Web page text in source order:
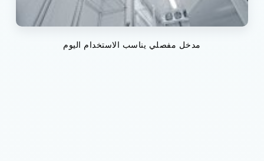
مدخل مفصلي يناسب الاستخدام اليوم